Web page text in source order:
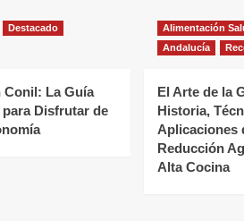
Destacado
Conil: La Guía
Disfrutar de
Alimentación
Andalucía
El Arte de la
Historia,
Aplicaciones
Reducción
Alta Cocina